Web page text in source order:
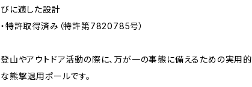
びに適した設計
・特許取得済み（特許第7820785号）
登山やアウトドア活動の際に、万が一の事態に備えるための実用的
な熊撃退用ポールです。